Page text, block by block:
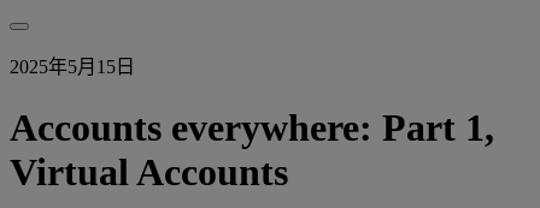
2025年5月15日
Accounts everywhere: Part 1,
Virtual Accounts